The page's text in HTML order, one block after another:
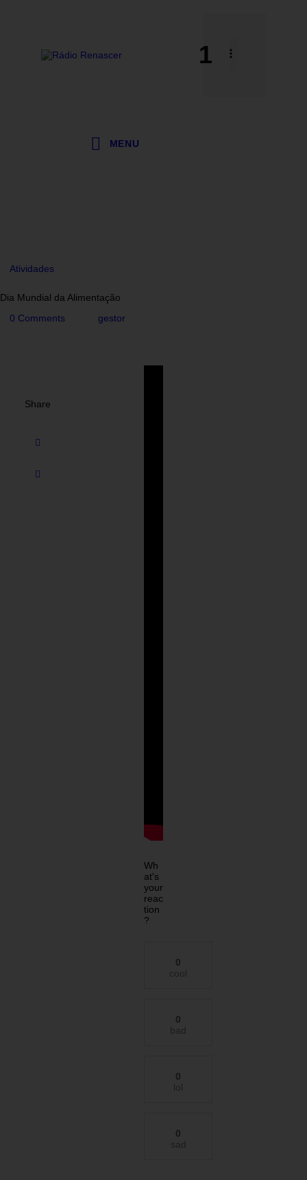
1
MENU
Atividades
Dia Mundial da Alimentação
0 Comments gestor
Share
Wh
at's
your
reac
tion
?
0
cool
0
bad
0
lol
0
sad